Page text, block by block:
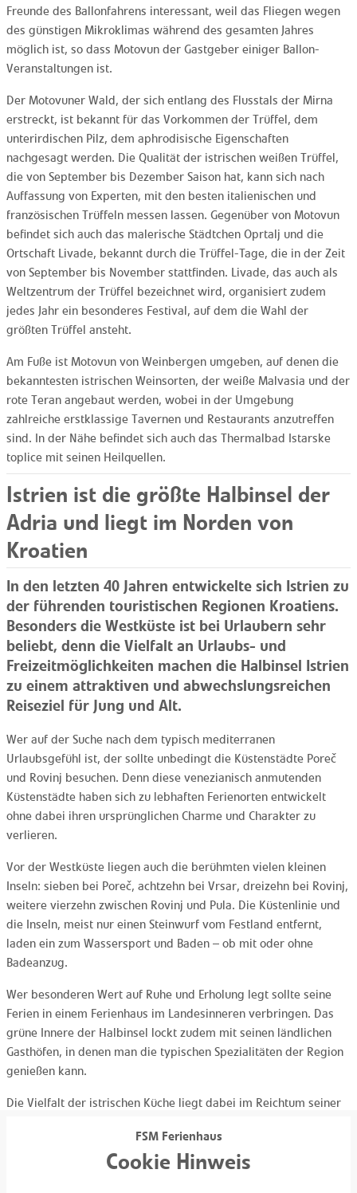
Freunde des Ballonfahrens interessant, weil das Fliegen wegen
des günstigen Mikroklimas während des gesamten Jahres
möglich ist, so dass Motovun der Gastgeber einiger Ballon-
Veranstaltungen ist.
Der Motovuner Wald, der sich entlang des Flusstals der Mirna
erstreckt, ist bekannt für das Vorkommen der Trüffel, dem
unterirdischen Pilz, dem aphrodisische Eigenschaften
nachgesagt werden. Die Qualität der istrischen weißen Trüffel,
die von September bis Dezember Saison hat, kann sich nach
Auffassung von Experten, mit den besten italienischen und
französischen Trüffeln messen lassen. Gegenüber von Motovun
befindet sich auch das malerische Städtchen Oprtalj und die
Ortschaft Livade, bekannt durch die Trüffel-Tage, die in der Zeit
von September bis November stattfinden. Livade, das auch als
Weltzentrum der Trüffel bezeichnet wird, organisiert zudem
jedes Jahr ein besonderes Festival, auf dem die Wahl der
größten Trüffel ansteht.
Am Fuße ist Motovun von Weinbergen umgeben, auf denen die
bekanntesten istrischen Weinsorten, der weiße Malvasia und der
rote Teran angebaut werden, wobei in der Umgebung
zahlreiche erstklassige Tavernen und Restaurants anzutreffen
sind. In der Nähe befindet sich auch das Thermalbad Istarske
toplice mit seinen Heilquellen.
Istrien ist die größte Halbinsel der
Adria und liegt im Norden von
Kroatien
In den letzten 40 Jahren entwickelte sich Istrien zu
der führenden touristischen Regionen Kroatiens.
Besonders die Westküste ist bei Urlaubern sehr
beliebt, denn die Vielfalt an Urlaubs- und
Freizeitmöglichkeiten machen die Halbinsel Istrien
zu einem attraktiven und abwechslungsreichen
Reiseziel für Jung und Alt.
Wer auf der Suche nach dem typisch mediterranen
Urlaubsgefühl ist, der sollte unbedingt die Küstenstädte Poreč
und Rovinj besuchen. Denn diese venezianisch anmutenden
Küstenstädte haben sich zu lebhaften Ferienorten entwickelt
ohne dabei ihren ursprünglichen Charme und Charakter zu
verlieren.
Vor der Westküste liegen auch die berühmten vielen kleinen
Inseln: sieben bei Poreč, achtzehn bei Vrsar, dreizehn bei Rovinj,
weitere vierzehn zwischen Rovinj und Pula. Die Küstenlinie und
die Inseln, meist nur einen Steinwurf vom Festland entfernt,
laden ein zum Wassersport und Baden – ob mit oder ohne
Badeanzug.
Wer besonderen Wert auf Ruhe und Erholung legt sollte seine
Ferien in einem Ferienhaus im Landesinneren verbringen. Das
grüne Innere der Halbinsel lockt zudem mit seinen ländlichen
Gasthöfen, in denen man die typischen Spezialitäten der Region
genießen kann.
Die Vielfalt der istrischen Küche liegt dabei im Reichtum seiner
noch in vielen Gerichten zu erkennen sind. In der kulinarischen
Tradition Istriens sind Elemente der italienischen (vor allem
FSM Ferienhaus
Cookie Hinweis